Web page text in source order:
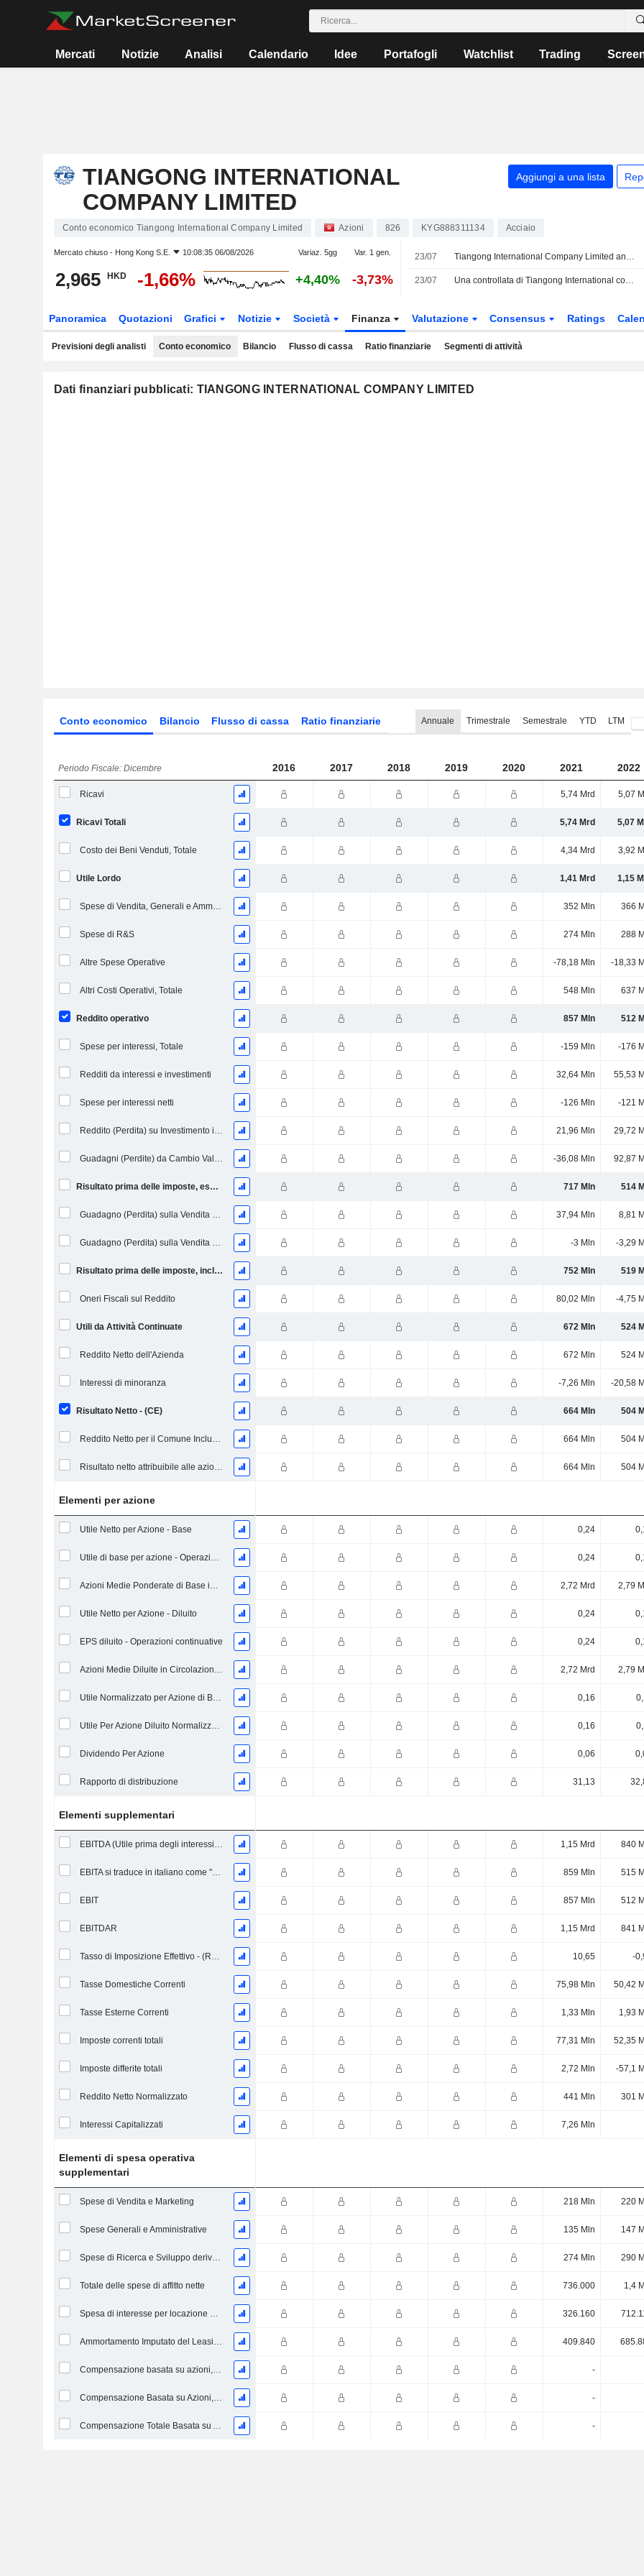
Mercati Notizie Analisi Calendario Idee Portafogli Watchlist Trading
TIANGONG INTERNATIONAL
COMPANY LIMITED
Aggiungi a una lista
Conto economico Tiangong International Company Limited Azioni 826 KYG888311134 Acciaio
Mercato chiuso - Hong Kong S.E. 10:08:35 06/08/2026 Variaz. 5gg Var. 1 gen.
2,965 HKD -1,66% +4,40% -3,73%
23/07 Tiangong International Company Limited annuncia la costituzione della joint venture Jiangsu Tiangong Electronics Technology Co., Ltd
23/07 Una controllata di Tiangong International costituirà una joint venture per la produzione di utensili
Panoramica Quotazioni Grafici Notizie Società Finanza Valutazione Consensus Ratings
Previsioni degli analisti Conto economico Bilancio Flusso di cassa Ratio finanziarie Segmenti di attività
Dati finanziari pubblicati: TIANGONG INTERNATIONAL COMPANY LIMITED
Conto economico Bilancio Flusso di cassa Ratio finanziarie Annuale Trimestrale Semestrale YTD LTM
Periodo Fiscale: Dicembre 2016 2017 2018 2019 2020 2021 2022
Ricavi 5,74 Mrd 5,07
Ricavi Totali 5,74 Mrd 5,07
Costo dei Beni Venduti, Totale 4,34 Mrd 3,92
Utile Lordo 1,41 Mrd 1,15
Spese di Vendita, Generali e Amministrative, Totale 352 Mln 366
Spese di R&S 274 Mln 288
Altre Spese Operative -78,18 Mln -18,33
Altri Costi Operativi, Totale 548 Mln 637
Reddito operativo 857 Mln 512
Spese per interessi, Totale -159 Mln -176
Redditi da interessi e investimenti 32,64 Mln 55,53
Spese per interessi netti -126 Mln -121
Reddito (Perdita) su Investimento in Capitale Proprio. 21,96 Mln 29,72
Guadagni (Perdite) da Cambio Valuta -36,08 Mln 92,87
Risultato prima delle imposte, escl. elementi straordinari 717 Mln 514
Guadagno (Perdita) sulla Vendita di Investimenti 37,94 Mln 8,81
Guadagno (Perdita) sulla Vendita di Attività -3 Mln -3,29
Risultato prima delle imposte, incl. elementi insoliti 752 Mln 519
Oneri Fiscali sul Reddito 80,02 Mln -4,75
Utili da Attività Continuate 672 Mln 524
Reddito Netto dell'Azienda 672 Mln 524
Interessi di minoranza -7,26 Mln -20,58
Risultato Netto - (CE) 664 Mln 504
Reddito Netto per il Comune Inclusi Elementi Straordinari 664 Mln 504
Risultato netto attribuibile alle azioni ordinarie escl. elementi straordinari 664 Mln 504
Elementi per azione
Utile Netto per Azione - Base 0,24
Utile di base per azione - Operazioni continuative 0,24
Azioni Medie Ponderate di Base in Circolazione 2,72 Mrd 2,79
Utile Netto per Azione - Diluito 0,24
EPS diluito - Operazioni continuative 0,24
Azioni Medie Diluite in Circolazione Ponderate 2,72 Mrd 2,79
Utile Normalizzato per Azione di Base 0,16
Utile Per Azione Diluito Normalizzato 0,16
Dividendo Per Azione 0,06
Rapporto di distribuzione 31,13
Elementi supplementari
EBITDA (Utile prima degli interessi, delle imposte, del deprezzamento e dell'ammortamento) 1,15 Mrd 840
EBITA si traduce in italiano come "Risultato Prima di Interessi, Tasse e Ammortamenti". 859 Mln 515
EBIT 857 Mln 512
EBITDAR 1,15 Mrd 841
Tasso di Imposizione Effettivo - (Rapporto) 10,65 -
Tasse Domestiche Correnti 75,98 Mln 50,42
Tasse Esterne Correnti 1,33 Mln 1,93
Imposte correnti totali 77,31 Mln 52,35
Imposte differite totali 2,72 Mln -57,1
Reddito Netto Normalizzato 441 Mln 301
Interessi Capitalizzati 7,26 Mln
Elementi di spesa operativa
supplementari
Spese di Vendita e Marketing 218 Mln 220
Spese Generali e Amministrative 135 Mln 147
Spese di Ricerca e Sviluppo derivanti dalle Note a piè di pagina 274 Mln 290
Totale delle spese di affitto nette 736.000 1,4
Spesa di interesse per locazione operativa imputata 326.160
Ammortamento Imputato del Leasing Operativo 409.840
Compensazione basata su azioni, Spese generali e amministrative (Totale) -
Compensazione Basata su Azioni, Altro (Totale) -
Compensazione Totale Basata su Azioni -